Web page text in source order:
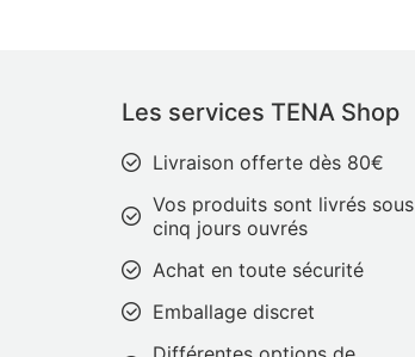
Les services TENA Shop
Livraison offerte dès 80€
Vos produits sont livrés sous
cinq jours ouvrés
Achat en toute sécurité
Emballage discret